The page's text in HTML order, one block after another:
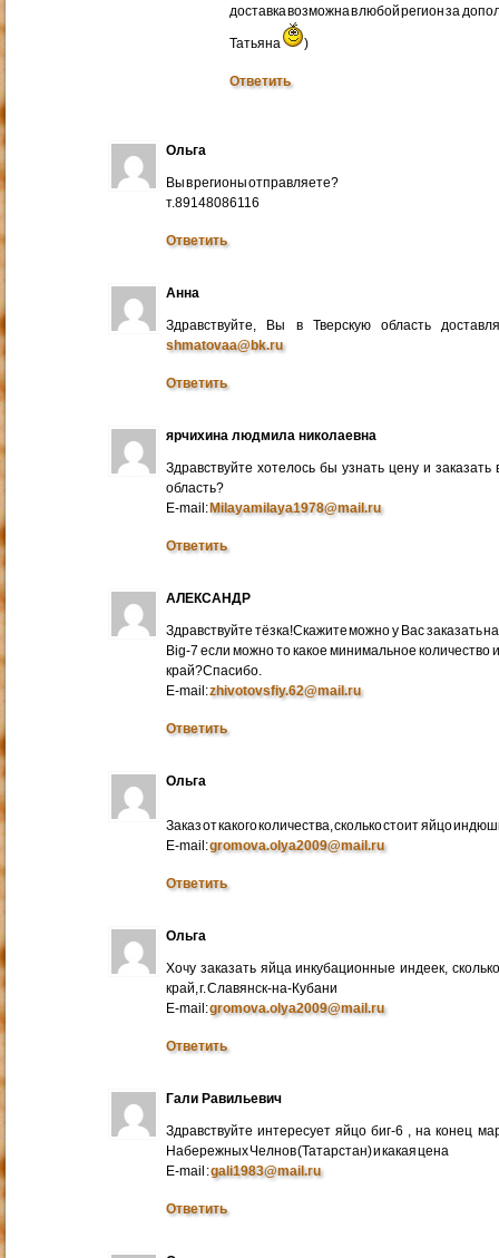
доставка возможна в любой регион за
Татьяна )
Ответить
Ольга
Вы в регионы отправляете?
т.89148086116
Ответить
Анна
Здравствуйте, Вы в Тверскую область
shmatovaa@bk.ru
Ответить
ярчихина людмила николаевна
Здравствуйте хотелось бы узнать цену и
область?
E-mail:Milayamilaya1978@mail.ru
Ответить
АЛЕКСАНДР
Здравствуйте тёзка!Скажите можно у Вас заказать
Big-7 если можно то какое минимальное количество
край?Спасибо.
E-mail:zhivotovsfiy.62@mail.ru
Ответить
Ольга
Заказ от какого количества, сколько стоит яйцо
E-mail:gromova.olya2009@mail.ru
Ответить
Ольга
Хочу заказать яйца инкубационные индеек,
край, г. Славянск-на-Кубани
E-mail:gromova.olya2009@mail.ru
Ответить
Гали Равильевич
Здравствуйте интересует яйцо биг-6 , на конец
Набережных Челнов (Татарстан) и какая цена
E-mail :gali1983@mail.ru
Ответить